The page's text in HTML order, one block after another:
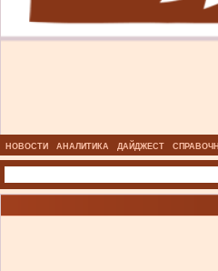
НОВОСТИ АНАЛИТИКА ДАЙДЖЕСТ